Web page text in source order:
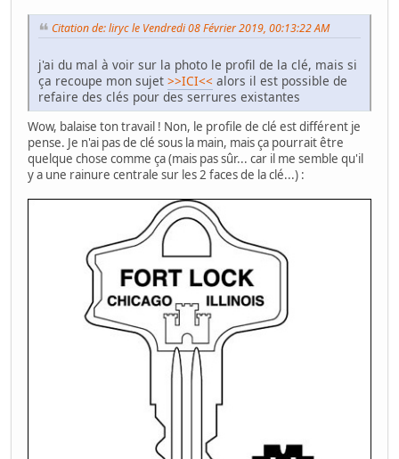
Citation de: liryc le Vendredi 08 Février 2019, 00:13:22 AM
j'ai du mal à voir sur la photo le profil de la clé, mais si
ça recoupe mon sujet >>ICI<< alors il est possible de
refaire des clés pour des serrures existantes
Wow, balaise ton travail ! Non, le profile de clé est différent je
pense. Je n'ai pas de clé sous la main, mais ça pourrait être
quelque chose comme ça (mais pas sûr... car il me semble qu'il
y a une rainure centrale sur les 2 faces de la clé...) :